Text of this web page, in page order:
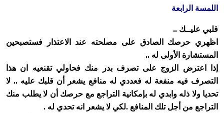
اللمسة الرابعة
قلبي عليــك ..
اظهري حرصك الصادق على مصلحته عند الاعتذار فستصبحين
المستشارة الأولى له ..
إذا اعترض الزوج على تصرف بدر منك فحاولي تقنعيه ان هذا
التصرف فيه منفعة له فعددي له منافع يشعر أن قلبك عليه .. لا
تحديا ولا ذله وابدي له بإمكانية التراجع مع حرصك أن لا يطلب منك
التراجع من أجل تلك المنافع .لكي لا يشعر انه تحدي له .